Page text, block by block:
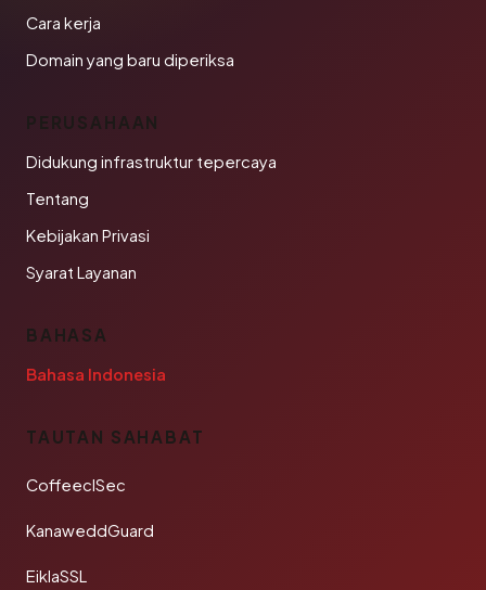
Cara kerja
Domain yang baru diperiksa
PERUSAHAAN
Didukung infrastruktur tepercaya
Tentang
Kebijakan Privasi
Syarat Layanan
BAHASA
Bahasa Indonesia
TAUTAN SAHABAT
CoffeeclSec
KanaweddGuard
EiklaSSL